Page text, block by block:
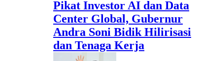
Pikat Investor AI dan Data
Center Global, Gubernur
Andra Soni Bidik Hilirisasi
dan Tenaga Kerja